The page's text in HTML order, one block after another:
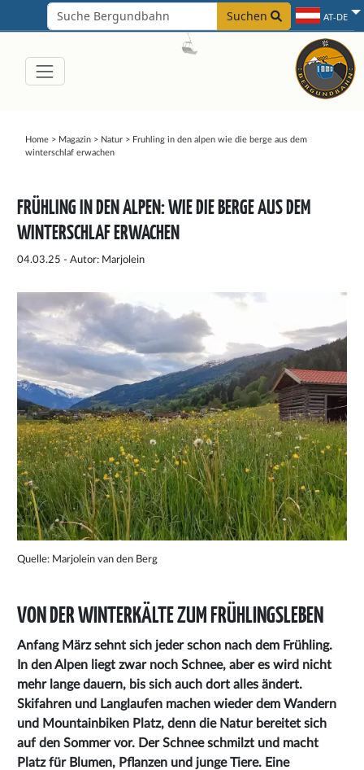
Suchen AT-DE
Home> Magazin> Natur> Fruhling in den alpen wie die berge aus dem
winterschlaf erwachen
FRÜHLING IN DEN ALPEN: WIE DIE BERGE AUS DEM
WINTERSCHLAF ERWACHEN
04.03.25 - Autor: Marjolein
Quelle: Marjolein van den Berg
VON DER WINTERKÄLTE ZUM FRÜHLINGSLEBEN
Anfang März sehnt sich jeder schon nach dem Frühling.
In den Alpen liegt zwar noch Schnee, aber es wird nicht
mehr lange dauern, bis sich auch dort alles ändert.
Skifahren und Langlaufen machen wieder dem Wandern
und Mountainbiken Platz, denn die Natur bereitet sich
auf den Sommer vor. Der Schnee schmilzt und macht
Platz für Blumen, Pflanzen und junge Tiere. Eine